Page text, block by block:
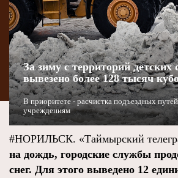
За зиму с территорий
вывезено более 128 тысяч
В приоритете - расчистка подъездных
учреждениям
#НОРИЛЬСК. «Таймырский
на дождь, городские службы
снег. Для этого выведено 12